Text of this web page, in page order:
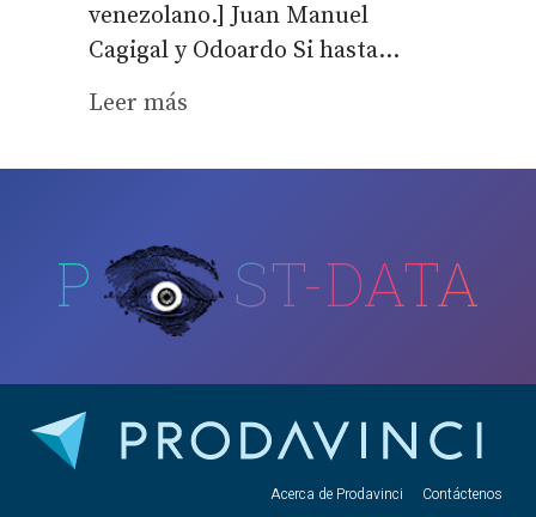
venezolano.] Juan Manuel
Cagigal y Odoardo Si hasta...
Leer más
P ST-DATA
Acerca de Prodavinci Contáctenos